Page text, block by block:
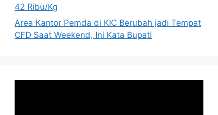
42 Ribu/Kg
Area Kantor Pemda di KIC Berubah jadi Tempat
CFD Saat Weekend, Ini Kata Bupati